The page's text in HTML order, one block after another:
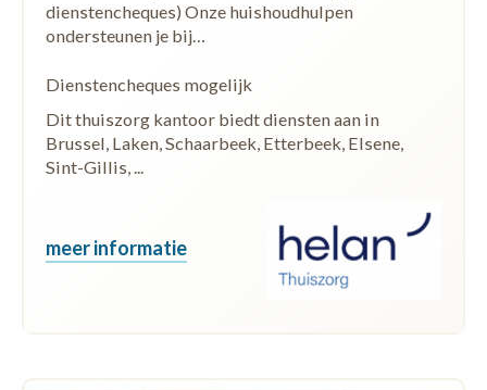
dienstencheques) Onze huishoudhulpen
ondersteunen je bij…
Dienstencheques mogelijk
Dit thuiszorg kantoor biedt diensten aan in
Brussel, Laken, Schaarbeek, Etterbeek, Elsene,
Sint-Gillis, ...
meer informatie